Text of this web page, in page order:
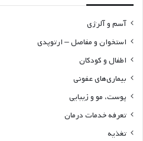
آسم و آلرژی
استخوان و مفاصل – ارتوپدی
اطفال و کودکان
بیماری‌های عفونی
پوست، مو و زیبایی
تعرفه خدمات درمان
تغذیه